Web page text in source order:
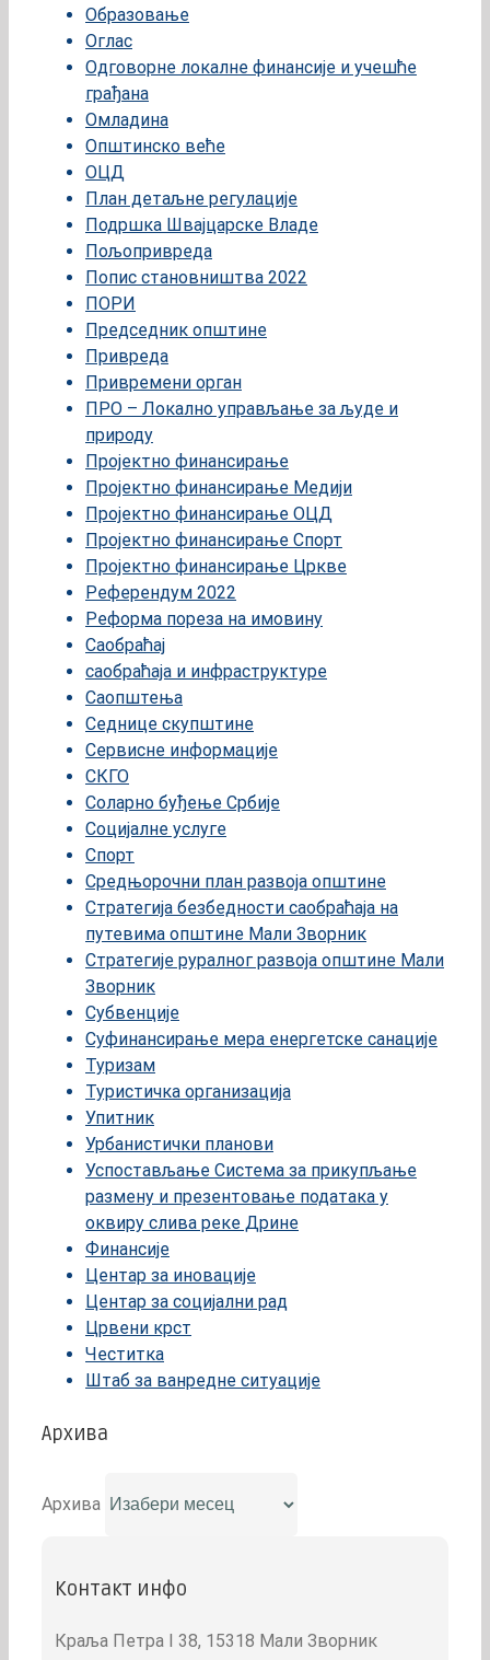
Образовање
Оглас
Одговорне локалне финансије и учешће
грађана
Омладина
Општинско веће
ОЦД
План детаљне регулације
Подршка Швајцарске Владе
Пољопривреда
Попис становништва 2022
ПОРИ
Председник општине
Привреда
Привремени орган
ПРО – Локално управљање за људе и
природу
Пројектно финансирање
Пројектно финансирање Медији
Пројектно финансирање ОЦД
Пројектно финансирање Спорт
Пројектно финансирање Цркве
Референдум 2022
Реформа пореза на имовину
Саобраћај
саобраћаја и инфраструктуре
Саопштења
Седнице скупштине
Сервисне информације
СКГО
Соларно буђење Србије
Социјалне услуге
Спорт
Средњорочни план развоја општине
Стратегија безбедности саобраћаја на
путевима општине Мали Зворник
Стратегије руралног развоја општине Мали
Зворник
Субвенције
Суфинансирање мера енергетске санације
Туризам
Туристичка организација
Упитник
Урбанистички планови
Успостављање Система за прикупљање
размену и презентовање података у
оквиру слива реке Дрине
Финансије
Центар за иновације
Центар за социјални рад
Црвени крст
Честитка
Штаб за ванредне ситуације
Архива
Архива
Контакт инфо
Краља Петра I 38, 15318 Мали Зворник